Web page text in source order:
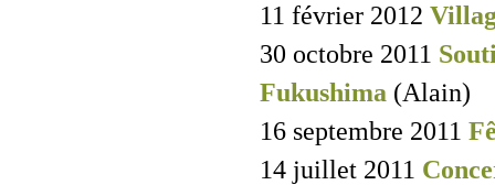
11 février 2012
30 octobre 2011
Fukushima (Alain)
16 septembre 2011
14 juillet 2011